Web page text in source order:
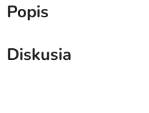
Popis
Diskusia